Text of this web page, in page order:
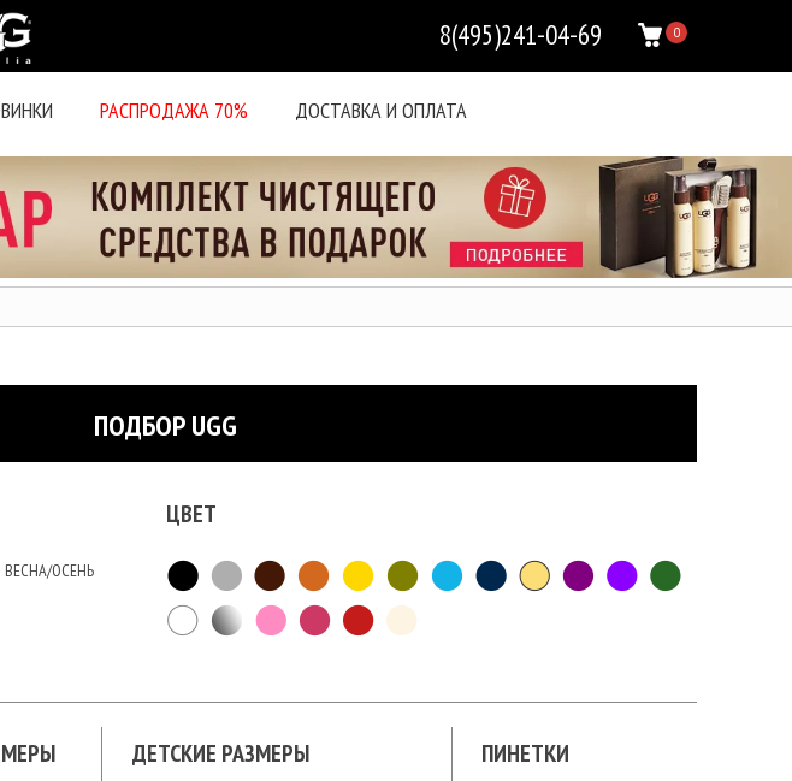
0
8(495)241-04-69
РАСПРОДАЖА 70% ДОСТАВКА И ОПЛАТА
ПОДБОР UGG
ВЕСНА/ОСЕНЬ
ЦВЕТ
ПИНЕТКИ
ДЕТСКИЕ РАЗМЕРЫ